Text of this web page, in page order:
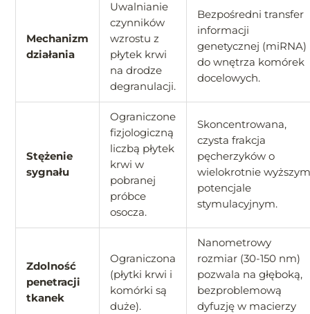
Mechanizm
działania
Uwalnianie
czynników
wzrostu z
płytek krwi
na drodze
degranulacji.
Bezpośredni transfer
informacji
genetycznej (miRNA)
do wnętrza komórek
docelowych.
Stężenie
sygnału
Ograniczone
fizjologiczną
liczbą płytek
krwi w
pobranej
próbce
osocza.
Skoncentrowana,
czysta frakcja
pęcherzyków o
wielokrotnie
potencjale
stymulacyjnym.
Zdolność
penetracji
tkanek
Ograniczona
(płytki krwi i
komórki są
duże).
Nanometrowy
rozmiar (30-150 nm)
pozwala na głęboką,
bezproblemową
dyfuzję w macierzy